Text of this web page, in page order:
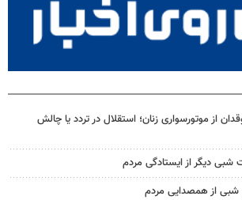
از موتورسواری زنان؛ استقلال در تردد یا چالش
شبی دیگر از ایستادگی مردم
شبی از همصدایی مردم